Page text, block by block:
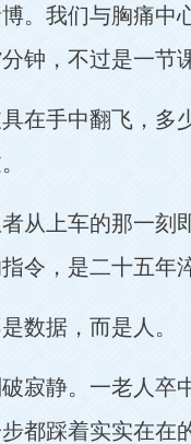
。我们与胸痛
钟，不过是一节
在手中翻飞，多
从上车的那一刻
令，是二十五年
数据，而是人。
寂静。一老人
都踩着实实在